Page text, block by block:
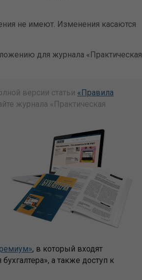
не имеют. Изменения касаются
для журнала «Практическая
версии статьи «Правила
журнала «Практическая
, в который входят
а также доступ к